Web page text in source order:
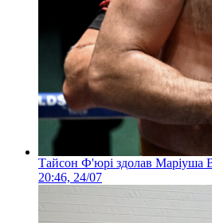
Тайсон Ф'юрі здолав Маріуша
20:46, 24/07